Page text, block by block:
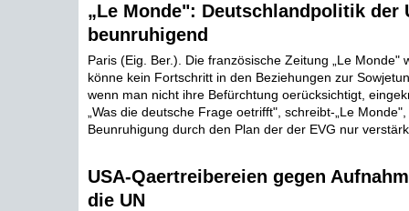
„Le Monde": Deutschlandpolitik der
beunruhigend
Paris (Eig. Ber.). Die französische Zeitung „Le Monde"
könne kein Fortschritt in den Beziehungen zur
wenn man nicht ihre Befürchtung oerücksichtigt,
„Was die deutsche Frage oetrifft", schreibt-„Le
Beunruhigung durch den Plan der der EVG nur
USA-Qaertreibereien gegen
die UN